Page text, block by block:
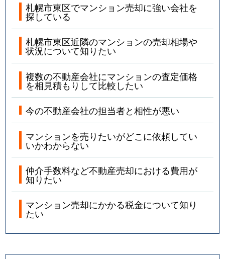
札幌市東区でマンション売却に強い会社を
探している
札幌市東区近隣のマンションの売却相場や
状況について知りたい
複数の不動産会社にマンションの査定価格
を相見積もりして比較したい
今の不動産会社の担当者と相性が悪い
マンションを売りたいがどこに依頼してい
いかわからない
仲介手数料など不動産売却における費用が
知りたい
マンション売却にかかる税金について知り
たい